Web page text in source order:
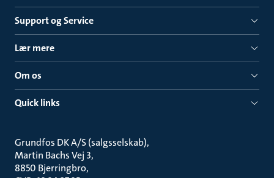
Support og Service
Lær mere
Om os
Quick links
Grundfos DK A/S (salgsselskab)
Martin Bachs Vej 3
8850 Bjerringbro